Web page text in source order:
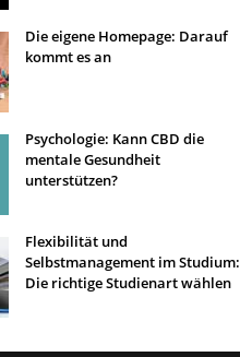
Die eigene Homepage: Darauf
kommt es an
Psychologie: Kann CBD die
mentale Gesundheit
unterstützen?
Flexibilität und
Selbstmanagement im Studium:
Die richtige Studienart wählen